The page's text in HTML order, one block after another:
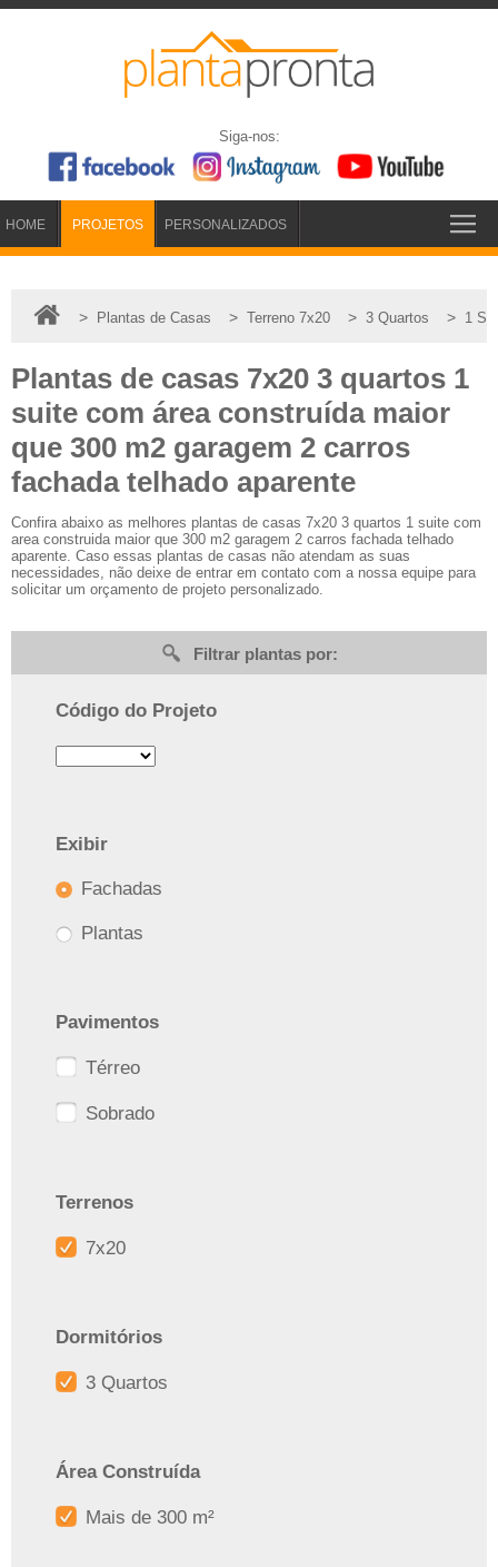
Siga-nos:
HOME PROJETOS PERSONALIZADOS
> Plantas de Casas > Terreno 7x20 > 3 Quartos > 1
Plantas de casas 7x20 3 quartos 1
suite com área construída maior
que 300 m2 garagem 2 carros
fachada telhado aparente
Confira abaixo as melhores plantas de casas 7x20 3 quartos 1 suite com
area construida maior que 300 m2 garagem 2 carros fachada telhado
aparente. Caso essas plantas de casas não atendam as suas
necessidades, não deixe de entrar em contato com a nossa equipe para
solicitar um orçamento de projeto personalizado.
Filtrar plantas por:
Código do Projeto
Exibir
Fachadas
Plantas
Pavimentos
Térreo
Sobrado
Terrenos
7x20
Dormitórios
3 Quartos
Área Construída
Mais de 300 m²